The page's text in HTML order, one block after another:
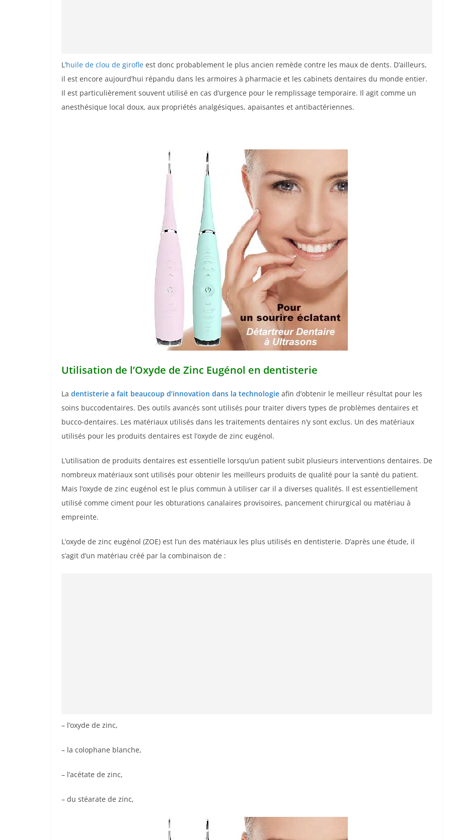
L’huile de clou de girofle est donc probablement le plus ancien remède contre les maux de dents. D’ailleurs,
il est encore aujourd’hui répandu dans les armoires à pharmacie et les cabinets dentaires du monde entier.
Il est particulièrement souvent utilisé en cas d’urgence pour le remplissage temporaire. Il agit comme un
anesthésique local doux, aux propriétés analgésiques, apaisantes et antibactériennes.
Utilisation de l’Oxyde de Zinc Eugénol en dentisterie
La dentisterie a fait beaucoup d’innovation dans la technologie afin d’obtenir le meilleur résultat pour les
soins buccodentaires. Des outils avancés sont utilisés pour traiter divers types de problèmes dentaires et
bucco-dentaires. Les matériaux utilisés dans les traitements dentaires n’y sont exclus. Un des matériaux
utilisés pour les produits dentaires est l’oxyde de zinc eugénol.
L’utilisation de produits dentaires est essentielle lorsqu’un patient subit plusieurs interventions dentaires. De
nombreux matériaux sont utilisés pour obtenir les meilleurs produits de qualité pour la santé du patient.
Mais l’oxyde de zinc eugénol est le plus commun à utiliser car il a diverses qualités. Il est essentiellement
utilisé comme ciment pour les obturations canalaires provisoires, pancement chirurgical ou matériau à
empreinte.
L’oxyde de zinc eugénol (ZOE) est l’un des matériaux les plus utilisés en dentisterie. D’après une étude, il
s’agit d’un matériau créé par la combinaison de :
– l’oxyde de zinc,
– la colophane blanche,
– l’acétate de zinc,
– du stéarate de zinc,